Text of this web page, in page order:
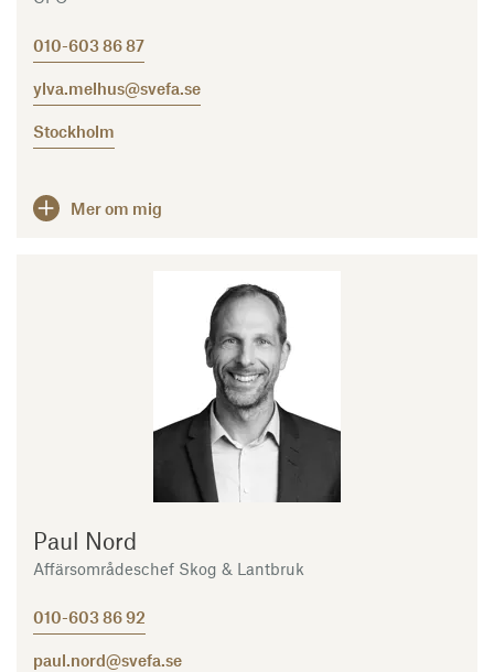
010-603 86 87
ylva.melhus@svefa.se
Stockholm
Mer om mig
Paul Nord
Affärsområdeschef Skog & Lantbruk
010-603 86 92
paul.nord@svefa.se